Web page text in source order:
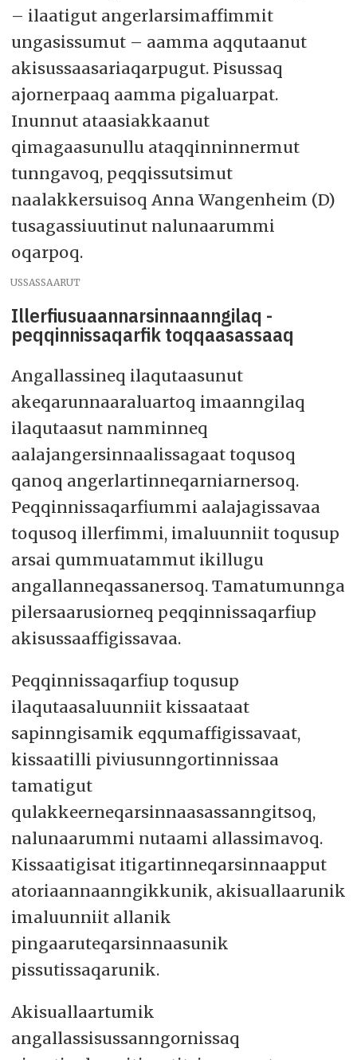
– ilaatigut angerlarsimaffimmit
ungasissumut – aamma aqqutaanut
akisussaasariaqarpugut. Pisussaq
ajornerpaaq aamma pigaluarpat.
Inunnut ataasiakkaanut
qimagaasunullu ataqqinninnermut
tunngavoq, peqqissutsimut
naalakkersuisoq Anna Wangenheim (D)
tusagassiuutinut nalunaarummi
oqarpoq.
USSASSAARUT
Illerfiusuaannarsinnaanngilaq -
peqqinnissaqarfik toqqaasassaaq
Angallassineq ilaqutaasunut
akeqarunnaaraluartoq imaanngilaq
ilaqutaasut namminneq
aalajangersinnaalissagaat toqusoq
qanoq angerlartinneqarniarnersoq.
Peqqinnissaqarfiummi aalajagissavaa
toqusoq illerfimmi, imaluunniit toqusup
arsai qummuatammut ikillugu
angallanneqassanersoq. Tamatumunnga
pilersaarusiorneq peqqinnissaqarfiup
akisussaaffigissavaa.
Peqqinnissaqarfiup toqusup
ilaqutaasaluunniit kissaataat
sapinngisamik eqqumaffigissavaat,
kissaatilli piviusunngortinnissaa
tamatigut
qulakkeerneqarsinnaasassanngitsoq,
nalunaarummi nutaami allassimavoq.
Kissaatigisat itigartinneqarsinnaapput
atoriaannaanngikkunik, akisuallaarunik
imaluunniit allanik
pingaaruteqarsinnaasunik
pissutissaqarunik.
Akisuallaartumik
angallassisussanngornissaq